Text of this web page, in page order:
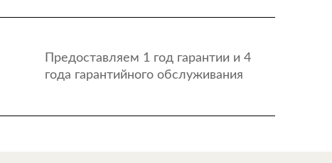
Предоставляем 1 год гарантии и 4
года гарантийного обслуживания